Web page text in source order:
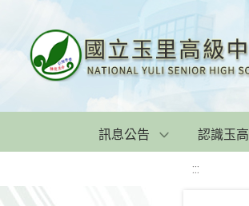
訊息公告 認識玉高
:::